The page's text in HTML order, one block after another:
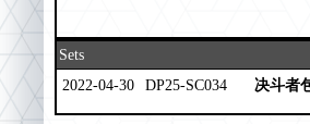
Sets
2022-04-30
DP25-SC034 决斗者